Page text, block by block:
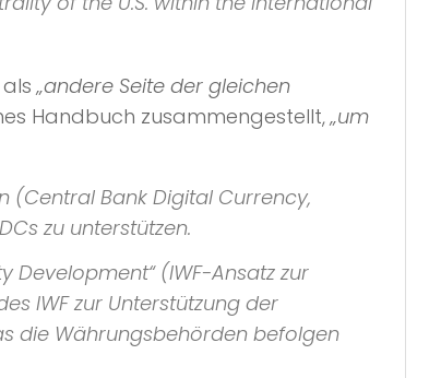
als„andere Seite der gleichen
Handbuch zusammengestellt,„um
(Central Bank Digital Currency,
zu unterstützen.
Development“ (IWF-Ansatz zur
IWF zur Unterstützung der
die Währungsbehörden befolgen